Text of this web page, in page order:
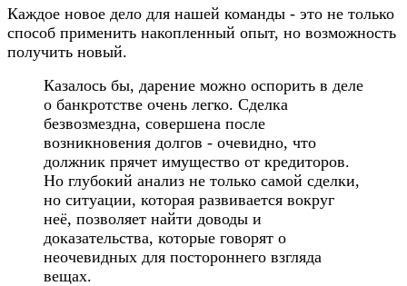
Каждое новое дело для нашей команды - это не только
способ применить накопленный опыт, но возможность
получить новый.
Казалось бы, дарение можно оспорить в деле
о банкротстве очень легко. Сделка
безвозмездна, совершена после
возникновения долгов - очевидно, что
должник прячет имущество от кредиторов.
Но глубокий анализ не только самой сделки,
но ситуации, которая развивается вокруг
неё, позволяет найти доводы и
доказательства, которые говорят о
неочевидных для постороннего взгляда
вещах.